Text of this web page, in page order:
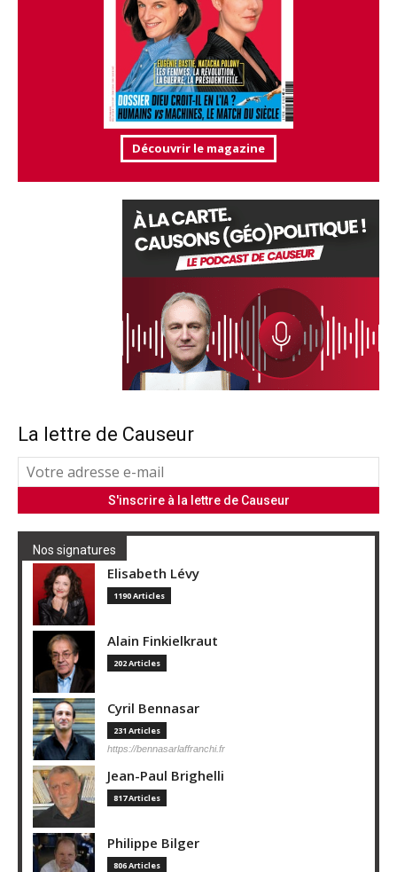
Découvrir le magazine
La lettre de Causeur
Nos signatures
Elisabeth Lévy
1190 Articles
Alain Finkielkraut
202 Articles
Cyril Bennasar
231 Articles
https://bennasarlaffranchi.fr
Jean-Paul Brighelli
817 Articles
Philippe Bilger
806 Articles